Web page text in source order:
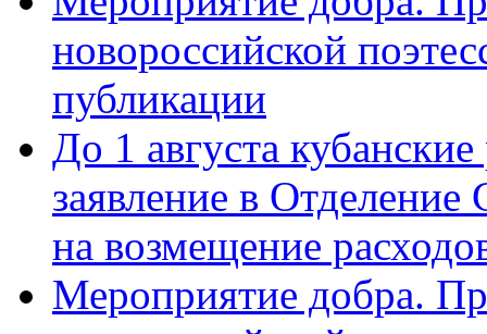
новороссийской
публикации
До 1 августа
заявление в
на возмещение
Мероприятие добра.